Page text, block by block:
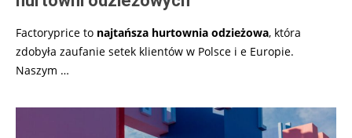
Factoryprice to najtańsza hurtownia odzieżowa, która
zdobyła zaufanie setek klientów w Polsce i e Europie.
Naszym …